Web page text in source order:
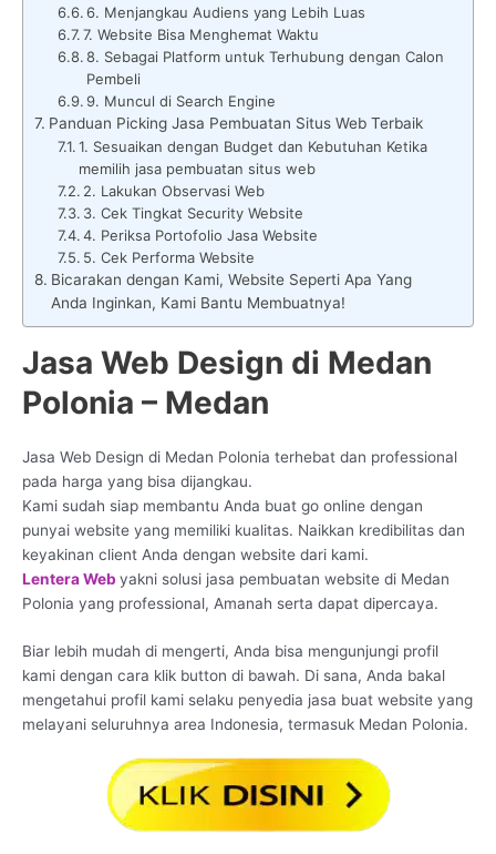
6. Menjangkau Audiens yang Lebih Luas
7. Website Bisa Menghemat Waktu
8. Sebagai Platform untuk Terhubung dengan Calon
Pembeli
9. Muncul di Search Engine
Panduan Picking Jasa Pembuatan Situs Web Terbaik
1. Sesuaikan dengan Budget dan Kebutuhan Ketika
memilih jasa pembuatan situs web
2. Lakukan Observasi Web
3. Cek Tingkat Security Website
4. Periksa Portofolio Jasa Website
5. Cek Performa Website
Bicarakan dengan Kami, Website Seperti Apa Yang
Anda Inginkan, Kami Bantu Membuatnya!
Jasa Web Design di Medan
Polonia – Medan
Jasa Web Design di Medan Polonia terhebat dan professional
pada harga yang bisa dijangkau.
Kami sudah siap membantu Anda buat go online dengan
punyai website yang memiliki kualitas. Naikkan kredibilitas dan
keyakinan client Anda dengan website dari kami.
Lentera Web yakni solusi jasa pembuatan website di Medan
Polonia yang professional, Amanah serta dapat dipercaya.
Biar lebih mudah di mengerti, Anda bisa mengunjungi profil
kami dengan cara klik button di bawah. Di sana, Anda bakal
mengetahui profil kami selaku penyedia jasa buat website yang
melayani seluruhnya area Indonesia, termasuk Medan Polonia.